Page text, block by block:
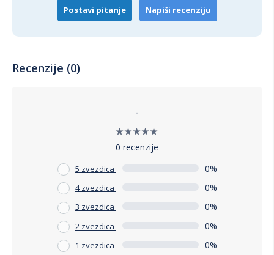
Postavi pitanje Napiši recenziju
Recenzije (0)
-
0 recenzije
5 zvezdica 0%
4 zvezdica 0%
3 zvezdica 0%
2 zvezdica 0%
1 zvezdica 0%